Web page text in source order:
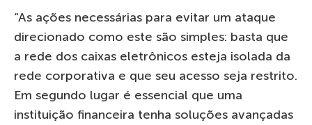
“As ações necessárias para evitar um ataque
direcionado como este são simples: basta que
a rede dos caixas eletrônicos esteja isolada da
rede corporativa e que seu acesso seja restrito.
Em segundo lugar é essencial que uma
instituição financeira tenha soluções avançadas